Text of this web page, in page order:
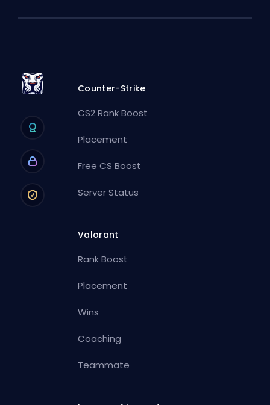
Counter-Strike
CS2 Rank Boost
Placement
Free CS Boost
Server Status
Valorant
Rank Boost
Placement
Wins
Coaching
Teammate